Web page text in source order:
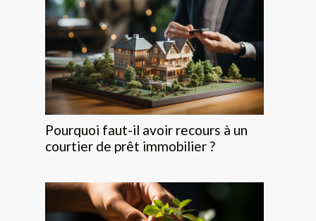
Pourquoi faut-il avoir recours à un
courtier de prêt immobilier ?